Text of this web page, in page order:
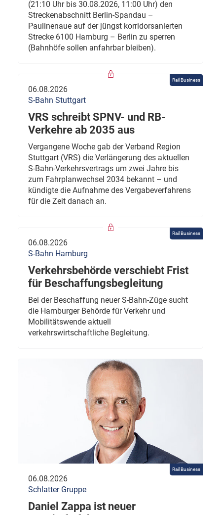
(21:10 Uhr bis 30.08.2026, 11:00 Uhr) den
Streckenabschnitt Berlin-Spandau –
Paulinenaue auf der jüngst korridorsanierten
Strecke 6100 Hamburg – Berlin zu sperren
(Bahnhöfe sollen anfahrbar bleiben).
Rail Business
06.08.2026
S-Bahn Stuttgart
VRS schreibt SPNV- und RB-
Verkehre ab 2035 aus
Vergangene Woche gab der Verband Region
Stuttgart (VRS) die Verlängerung des aktuellen
S-Bahn-Verkehrsvertrags um zwei Jahre bis
zum Fahrplanwechsel 2034 bekannt – und
kündigte die Aufnahme des Vergabeverfahrens
für die Zeit danach an.
Rail Business
06.08.2026
S-Bahn Hamburg
Verkehrsbehörde verschiebt Frist
für Beschaffungsbegleitung
Bei der Beschaffung neuer S-Bahn-Züge sucht
die Hamburger Behörde für Verkehr und
Mobilitätswende aktuell
verkehrswirtschaftliche Begleitung.
Rail Business
06.08.2026
Schlatter Gruppe
Daniel Zappa ist neuer